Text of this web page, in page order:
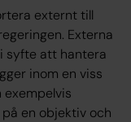
externt till
Externa
syfte att hantera
inom en viss
exempelvis
en objektiv och